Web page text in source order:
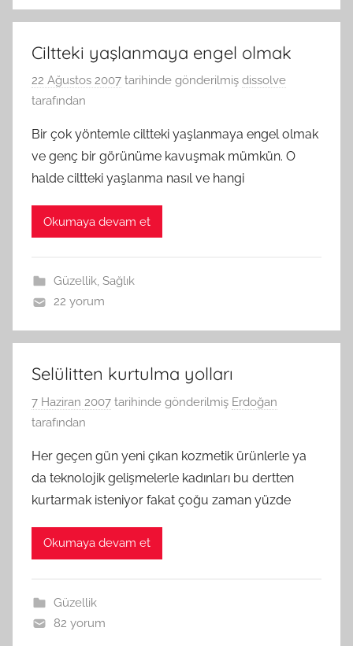
Ciltteki yaşlanmaya engel olmak
22 Ağustos 2007 tarihinde gönderilmiş dissolve
tarafından
Bir çok yöntemle ciltteki yaşlanmaya engel olmak
ve genç bir görünüme kavuşmak mümkün. O
halde ciltteki yaşlanma nasıl ve hangi
Okumaya devam et
Güzellik, Sağlık
22 yorum
Selülitten kurtulma yolları
7 Haziran 2007 tarihinde gönderilmiş Erdoğan
tarafından
Her geçen gün yeni çıkan kozmetik ürünlerle ya
da teknolojik gelişmelerle kadınları bu dertten
kurtarmak isteniyor fakat çoğu zaman yüzde
Okumaya devam et
Güzellik
82 yorum